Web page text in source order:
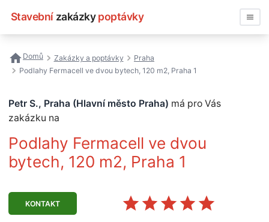
Stavební zakázky poptávky
Všechny zakázky
Nejčastější vyhledávání
Domů Zakázky a poptávky
Praha
Podlahy Fermacell ve dvou bytech, 120 m2, Praha 1
Petr S., Praha (Hlavní město Praha) má pro Vás
zakázku na
Podlahy Fermacell ve dvou
bytech, 120 m2, Praha 1
KONTAKT